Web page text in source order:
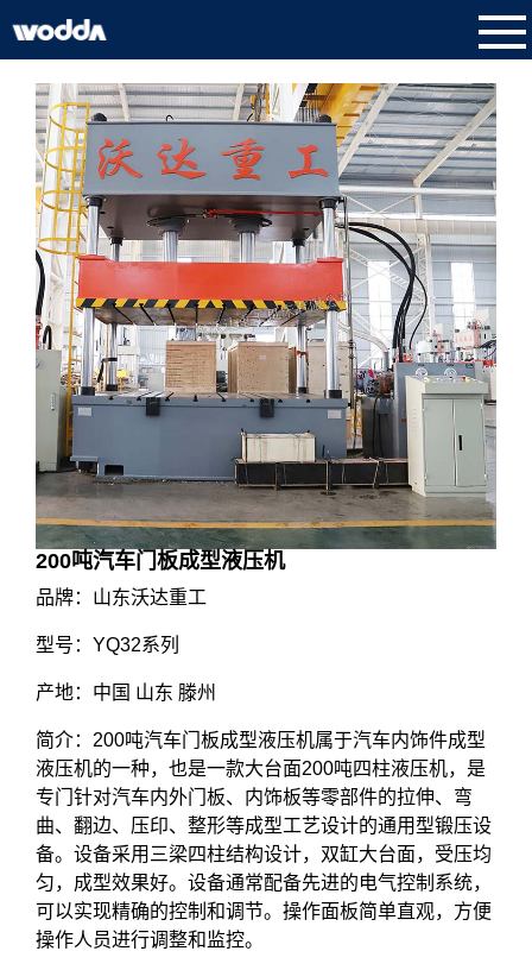
200吨汽车门板成型液压机
品牌：山东沃达重工
型号：YQ32系列
产地：中国 山东 滕州
简介：200吨汽车门板成型液压机属于汽车内饰件成型
液压机的一种，也是一款大台面200吨四柱液压机，是
专门针对汽车内外门板、内饰板等零部件的拉伸、弯
曲、翻边、压印、整形等成型工艺设计的通用型锻压设
备。设备采用三梁四柱结构设计，双缸大台面，受压均
匀，成型效果好。设备通常配备先进的电气控制系统，
可以实现精确的控制和调节。操作面板简单直观，方便
操作人员进行调整和监控。